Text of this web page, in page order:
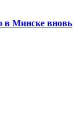
в Минске вновь